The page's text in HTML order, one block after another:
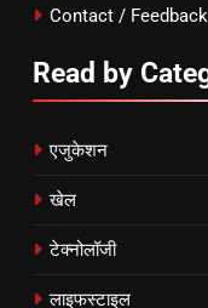
Contact / Feedback
Read by
एजुकेशन
खेल
टेक्नोलॉजी
लाइफस्टाइल